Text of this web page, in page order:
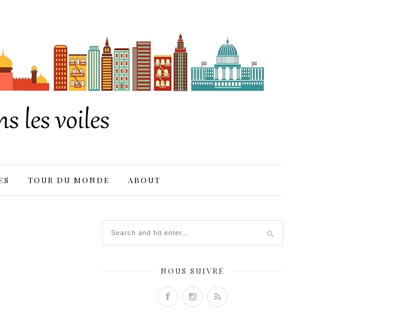
TOUR DU MONDE ABOUT
NOUS SUIVRE